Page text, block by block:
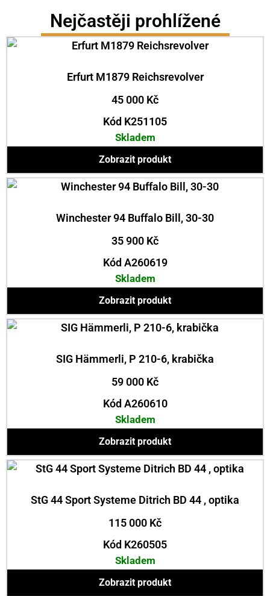
Nejčastěji prohlížené
Erfurt M1879 Reichsrevolver
45 000 Kč
Kód K251105
Skladem
Zobrazit produkt
Winchester 94 Buffalo Bill, 30-30
35 900 Kč
Kód A260619
Skladem
Zobrazit produkt
SIG Hämmerli, P 210-6, krabička
59 000 Kč
Kód A260610
Skladem
Zobrazit produkt
StG 44 Sport Systeme Ditrich BD 44 , optika
115 000 Kč
Kód K260505
Skladem
Zobrazit produkt